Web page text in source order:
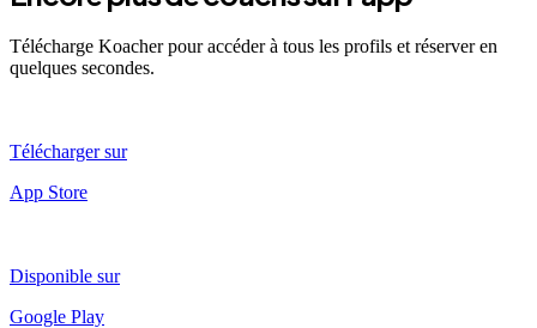
Télécharge Koacher pour accéder à tous les profils et réserver en
quelques secondes.
Télécharger sur
App Store
Disponible sur
Google Play